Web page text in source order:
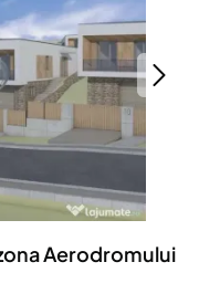
Aerodromului